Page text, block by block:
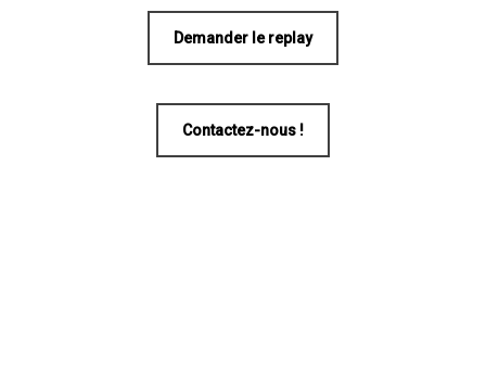
Demander le replay
Contactez-nous !